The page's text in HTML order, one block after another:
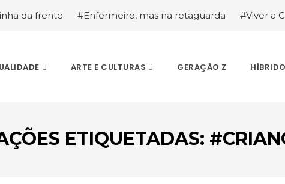
da frente #Enfermeiro, mas na retaguarda #Viver a
ARTE E CULTURAS GERAÇÃO Z
ETIQUETADAS: